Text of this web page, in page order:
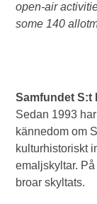
open-air
some 140
Samfundet
Sedan 1993
kännedom om
kulturhistoriskt
emaljskyltar.
broar skyltats.